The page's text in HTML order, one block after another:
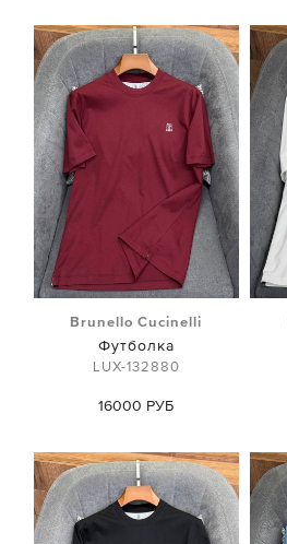
Brunello Cucinelli
Футболка
LUX-132880
16000 РУБ